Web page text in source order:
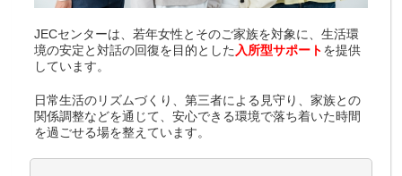
JECセンターは、若年女性とそのご家族を対象に、生活環
境の安定と対話の回復を目的とした 入所型サポートを提供
しています。
日常生活のリズムづくり、第三者による見守り、家族との
関係調整などを通じて、安心できる環境で落ち着いた時間
を過ごせる場を整えています。